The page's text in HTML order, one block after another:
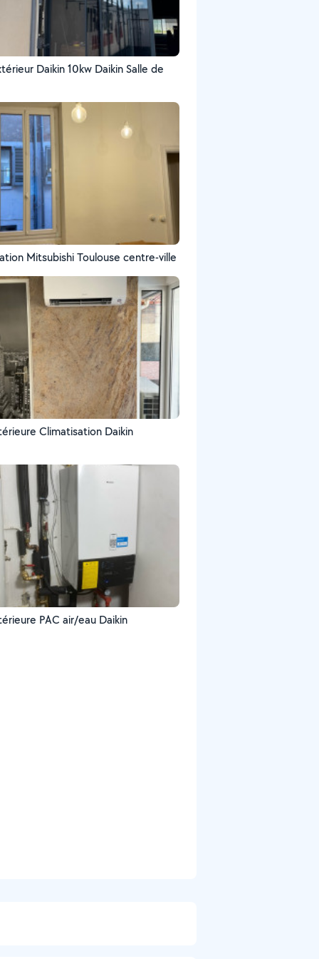
Daikin 10kw Daikin Salle de
Mitsubishi Toulouse centre-ville
Climatisation Daikin
PAC air/eau Daikin